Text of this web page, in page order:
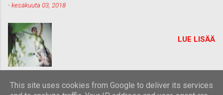
-kesäkuuta 03, 2018
LUE LISÄÄ
This site uses cookies from Google to deliver its services